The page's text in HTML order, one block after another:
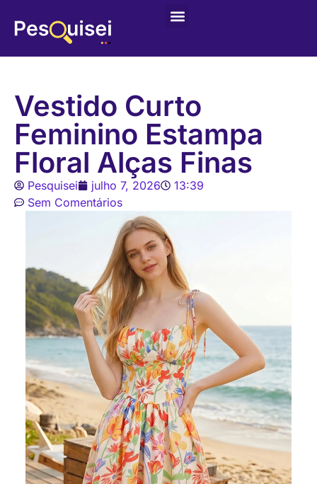
Vestido Curto
Feminino Estampa
Floral Alças Finas
Pesquisei julho 7, 2026
13:39
Sem Comentários